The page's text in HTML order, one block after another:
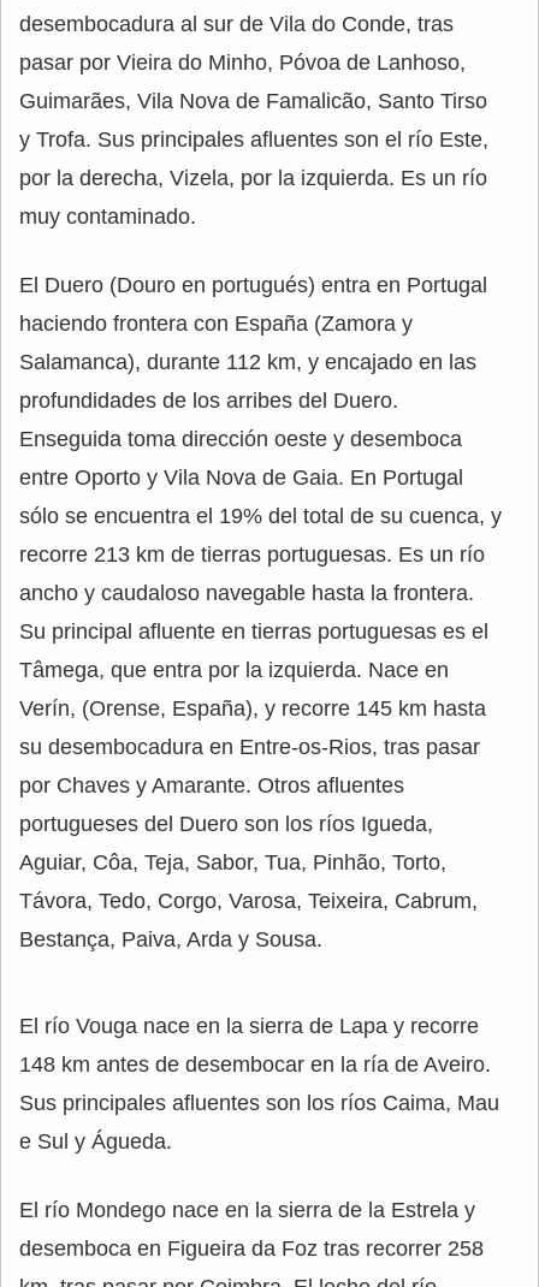
desembocadura al sur de Vila do Conde, tras
pasar por Vieira do Minho, Póvoa de Lanhoso,
Guimarães, Vila Nova de Famalicão, Santo Tirso
y Trofa. Sus principales afluentes son el río Este,
por la derecha, Vizela, por la izquierda. Es un río
muy contaminado.
El Duero (Douro en portugués) entra en Portugal
haciendo frontera con España (Zamora y
Salamanca), durante 112 km, y encajado en las
profundidades de los arribes del Duero.
Enseguida toma dirección oeste y desemboca
entre Oporto y Vila Nova de Gaia. En Portugal
sólo se encuentra el 19% del total de su cuenca, y
recorre 213 km de tierras portuguesas. Es un río
ancho y caudaloso navegable hasta la frontera.
Su principal afluente en tierras portuguesas es el
Tâmega, que entra por la izquierda. Nace en
Verín, (Orense, España), y recorre 145 km hasta
su desembocadura en Entre-os-Rios, tras pasar
por Chaves y Amarante. Otros afluentes
portugueses del Duero son los ríos Igueda,
Aguiar, Côa, Teja, Sabor, Tua, Pinhão, Torto,
Távora, Tedo, Corgo, Varosa, Teixeira, Cabrum,
Bestança, Paiva, Arda y Sousa.
El río Vouga nace en la sierra de Lapa y recorre
148 km antes de desembocar en la ría de Aveiro.
Sus principales afluentes son los ríos Caima, Mau
e Sul y Águeda.
El río Mondego nace en la sierra de la Estrela y
desemboca en Figueira da Foz tras recorrer 258